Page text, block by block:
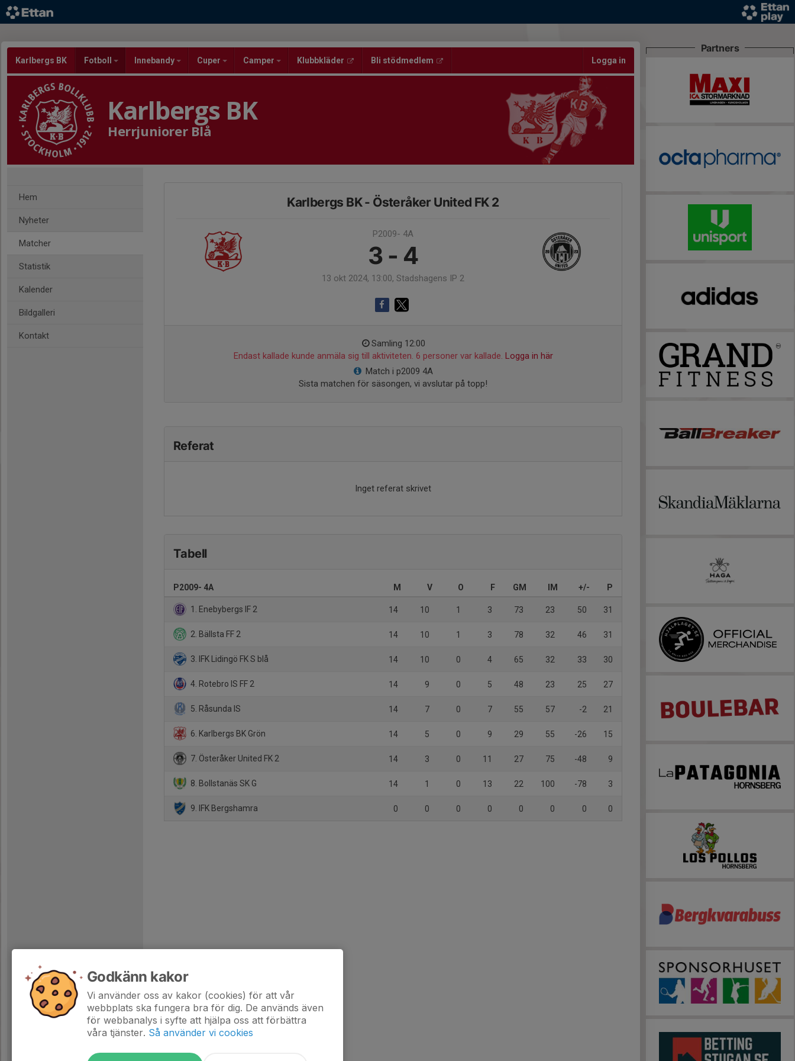
Karlbergs BK Fotboll Innebandy Cuper Camper Klubbkläder Bli stödmedlem Logga in
Karlbergs BK
Herrjuniorer Blå
Hem
Nyheter
Matcher
Statistik
Kalender
Bildgalleri
Kontakt
Karlbergs BK - Österåker United FK 2
P2009- 4A
3 - 4
13 okt 2024, 13:00, Stadshagens IP 2
Samling 12:00
Endast kallade kunde anmäla sig till aktiviteten. 6 personer var kallade. Logga in här
Match i p2009 4A
Sista matchen för säsongen, vi avslutar på topp!
Referat
Inget referat skrivet
Tabell
P2009- 4A M V O F GM IM +/- P
1. Enebybergs IF 2 14 10 1 3 73 23 50 31
2. Bällsta FF 2 14 10 1 3 78 32 46 31
3. IFK Lidingö FK S blå 14 10 0 4 65 32 33 30
4. Rotebro IS FF 2 14 9 0 5 48 23 25 27
5. Råsunda IS 14 7 0 7 55 57 -2 21
6. Karlbergs BK Grön 14 5 0 9 29 55 -26 15
7. Österåker United FK 2 14 3 0 11 27 75 -48 9
8. Bollstanäs SK G 14 1 0 13 22 100 -78 3
9. IFK Bergshamra 0 0 0 0 0 0 0 0
Partners
Godkänn kakor
Vi använder oss av kakor (cookies) för att vår
webbplats ska fungera bra för dig. De används även
för webbanalys i syfte att hjälpa oss att förbättra
våra tjänster. Så använder vi cookies